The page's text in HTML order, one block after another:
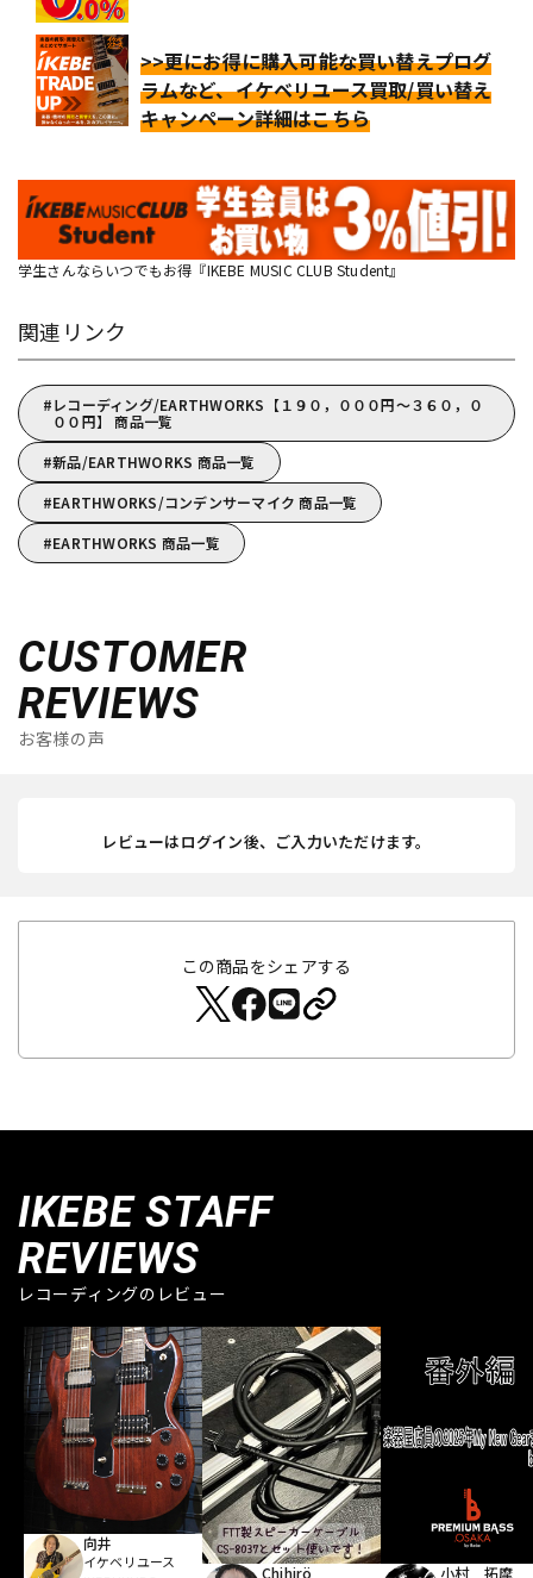
>>更にお得に購入可能な買い替えプログ
ラムなど、イケベリユース買取/買い替え
キャンペーン詳細はこちら
学生さんならいつでもお得『IKEBE MUSIC CLUB Student』
関連リンク
レコーディング/EARTHWORKS【１９０，０００円～３６０，０
００円】 商品一覧
新品/EARTHWORKS 商品一覧
EARTHWORKS/コンデンサーマイク 商品一覧
EARTHWORKS 商品一覧
CUSTOMER
REVIEWS
お客様の声
レビューはログイン後、ご入力いただけます。
この商品をシェアする
IKEBE STAFF
REVIEWS
レコーディングのレビュー
向井
イケベリユース
Chihirö 小村 拓摩